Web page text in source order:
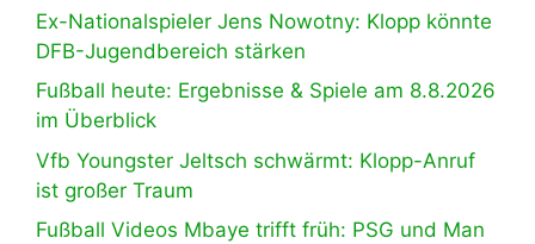
Ex-Nationalspieler Jens Nowotny: Klopp könnte
DFB-Jugendbereich stärken
Fußball heute: Ergebnisse & Spiele am 8.8.2026
im Überblick
Vfb Youngster Jeltsch schwärmt: Klopp-Anruf
ist großer Traum
Fußball Videos Mbaye trifft früh: PSG und Man